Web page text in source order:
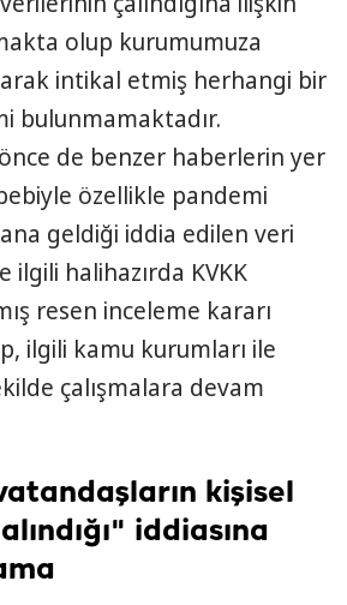
olup kurumumuza
intikal etmiş herhangi bir
bulunmamaktadır.
de benzer haberlerin yer
özellikle pandemi
geldiği iddia edilen veri
ilgili halihazırda KVKK
resen inceleme kararı
ilgili kamu kurumları ile
çalışmalara devam
kişisel
iddiasına